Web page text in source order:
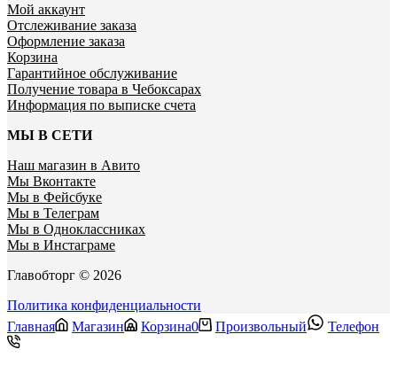
Мой аккаунт
Отслеживание заказа
Оформление заказа
Корзина
Гарантийное обслуживание
Получение товара в Чебоксарах
Информация по выписке счета
МЫ В СЕТИ
Наш магазин в Авито
Мы Вконтакте
Мы в Фейсбуке
Мы в Телеграм
Мы в Одноклассниках
Мы в Инстаграме
Главобторг © 2026
Политика конфиденциальности
Главная
Магазин Корзина0 Произвольный Телефон